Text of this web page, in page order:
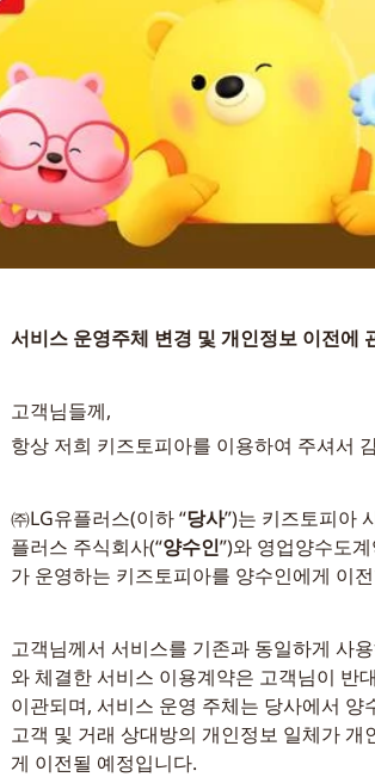
서비스 운영주체 변경 및 개인정보 이전에
고객님들께,
항상 저희 키즈토피아를 이용하여 주셔서
㈜LG유플러스(이하 “당사”)는 키즈토피아
플러스 주식회사(“양수인”)와 영업양수도
가 운영하는 키즈토피아를 양수인에게 이
고객님께서 서비스를 기존과 동일하게 사
와 체결한 서비스 이용계약은 고객님이 반
이관되며, 서비스 운영 주체는 당사에서
고객 및 거래 상대방의 개인정보 일체가
게 이전될 예정입니다.